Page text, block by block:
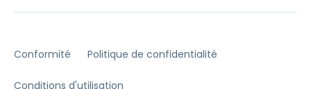
Conformité Politique de confidentialité
Conditions d'utilisation